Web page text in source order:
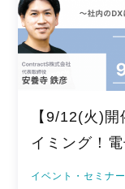
【9/12(火)
イミング！
イベント・セミナー